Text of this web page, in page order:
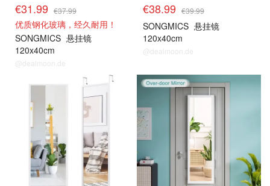
€31.99 €37.99
优质钢化玻璃，经久耐用！
SONGMICS 悬挂镜
120x40cm
@dealmoon.de
€38.99 €39.99
SONGMICS 悬挂镜
120x40cm
@dealmoon.de